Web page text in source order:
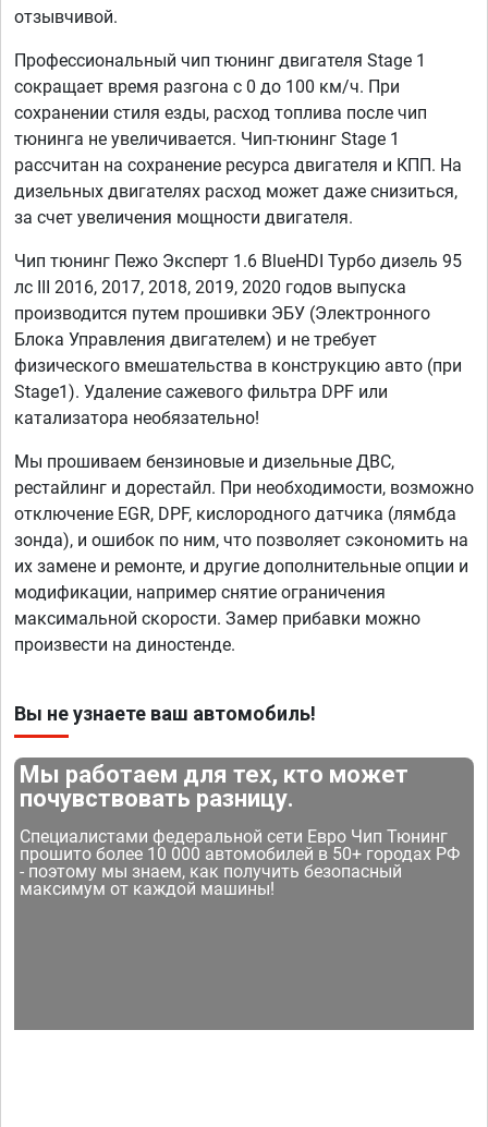
отзывчивой.
Профессиональный чип тюнинг двигателя Stage 1
сокращает время разгона с 0 до 100 км/ч. При
сохранении стиля езды, расход топлива после чип
тюнинга не увеличивается. Чип-тюнинг Stage 1
рассчитан на сохранение ресурса двигателя и КПП. На
дизельных двигателях расход может даже снизиться,
за счет увеличения мощности двигателя.
Чип тюнинг Пежо Эксперт 1.6 BlueHDI Турбо дизель 95
лс III 2016, 2017, 2018, 2019, 2020 годов выпуска
производится путем прошивки ЭБУ (Электронного
Блока Управления двигателем) и не требует
физического вмешательства в конструкцию авто (при
Stage1). Удаление сажевого фильтра DPF или
катализатора необязательно!
Мы прошиваем бензиновые и дизельные ДВС,
рестайлинг и дорестайл. При необходимости, возможно
отключение EGR, DPF, кислородного датчика (лямбда
зонда), и ошибок по ним, что позволяет сэкономить на
их замене и ремонте, и другие дополнительные опции и
модификации, например снятие ограничения
максимальной скорости. Замер прибавки можно
произвести на диностенде.
Вы не узнаете ваш автомобиль!
Мы работаем для тех, кто может
почувствовать разницу.
Специалистами федеральной сети Евро Чип Тюнинг
прошито более 10 000 автомобилей в 50+ городах РФ
- поэтому мы знаем, как получить безопасный
максимум от каждой машины!